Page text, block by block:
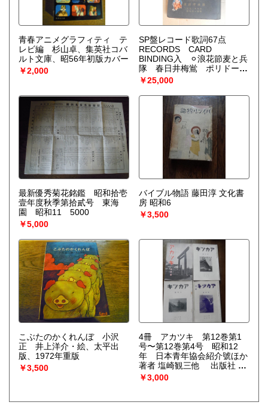
青春アニメグラフィティ テ
レビ編 杉山卓、集英社コバ
ルト文庫、昭56年初版カバー
￥2,000
SP盤レコード歌詞67点
RECORDS CARD
BINDING入 ⚪︎浪花節麦と兵
隊 春日井梅鴬 ポリドール
レコード⚪︎天保水滸伝 浪花
節須野崎政吉 妻子の別れ
廣澤虎造 リーガルレコード
⚪︎浪花節小金井小次郎 木村
忠術 リーガルレコード⚪︎浪
花節赤垣源蔵 別れの盃 二
世吉田奈良丸 ビクター浪花
節大衆盤⚪︎浪花節 䀋山伊左
衛門 赤垣引揚 吉田奈良
丸 リーガルレコード⚪︎浪花
節 壺坂霊験記号 浪花亭綾
花節 天野屋利兵衛 春日井
梅鴬 リーガルレコード⚪︎浪
花節 朝顔日記 東家三楽
リーガルレコード⚪︎錦琵琶
レコード⚪︎浪花節 佐倉義民
傳 寿々木米若 ビクター浪
花節大衆盤⚪︎浪花節 乃木将
軍と辻占賣り 寿々木米若
リーガルレコード⚪︎浪花節
続乃木将軍と辻占賣り 寿々
木米若 リーガルレコード⚪︎
浪花節 佐渡情話 寿々木米
若 日本ビクターレコード⚪︎
米若 日本ビクターレコード
⚪︎浪花節 国貞忠治 木村
忠 テイチクレコード⚪︎浪花
節 己ケ罪 天中軒雲月 テ
イチクレコード⚪︎浪花節 大
石妻子別れ 東家三楽 リー
兵曹長の妻 天中軒雲月 テ
￥25,000
最新優秀菊花銘鑑 昭和拾壱
壹年度秋季第拾貳号 東海
園 昭和11 5000
￥5,000
バイブル物語 藤田淳 文化書
房 昭和6
￥3,500
こぶたのかくれんぼ 小沢
正 井上洋介・絵、太平出
版、1972年重版
￥3,500
4冊 アカツキ 第12巻第1
号〜第12巻第4号 昭和12
年 日本青年協会紹介號ほか
著者 塩崎観三他 出版社 日
本青年協会
￥3,000